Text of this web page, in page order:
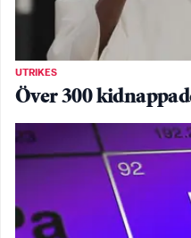
UTRIKES
Över 300